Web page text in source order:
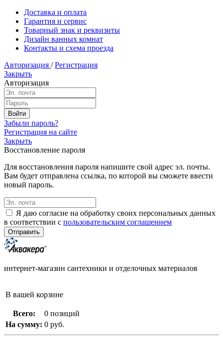
Доставка и оплата
Гарантия и сервис
Товарный знак и реквизиты
Дизайн ванных комнат
Контакты и схема проезда
Авторизация / Регистрация
Закрыть
Авторизация
Забыли пароль?
Регистрация на сайте
Закрыть
Восстановление пароля
Для восстановления пароля напишите свой адрес эл. почты.
Вам будет отправлена ссылка, по которой вы сможете ввести
новый пароль.
Я даю согласие на обработку своих персональных данных
в соответствии с пользовательским соглашением
интернет-магазин сантехники и отделочных материалов
В вашей корзине
Всего:
0 позиций
На сумму: 0 руб.